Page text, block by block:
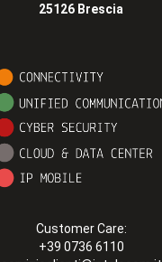
25126 Brescia
Customer Care:
+39 0736 6110